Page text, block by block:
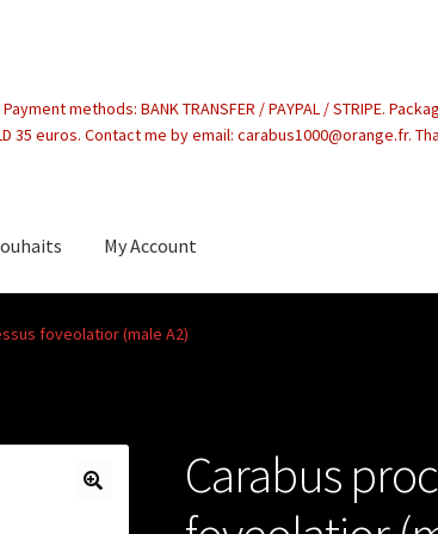
methods: BANK TRANSFER / PAYPAL / STRIPE.
35 euros. Contact me by email: carabus1000@orange.fr.
My Account
foveolatior (male A2)
Carabus